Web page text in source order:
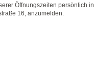
Öffnungszeiten persönlich in
16, anzumelden.